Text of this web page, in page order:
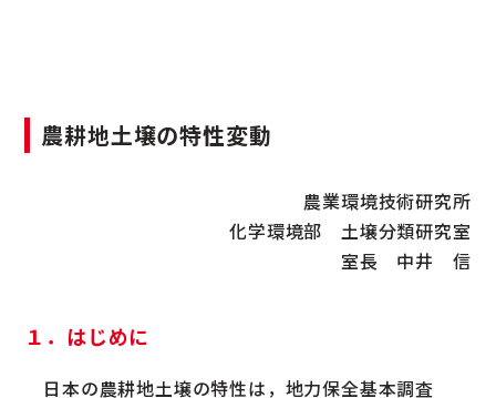
農耕地土壌の特性変動
農業環境技術研究所
化学環境部 土壌分類研究室
室長 中井 信
１．はじめに
日本の農耕地土壌の特性は，地力保全基本調査